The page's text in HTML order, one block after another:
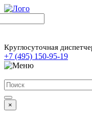
Круглосуточная
+7 (495) 150-95-19
×